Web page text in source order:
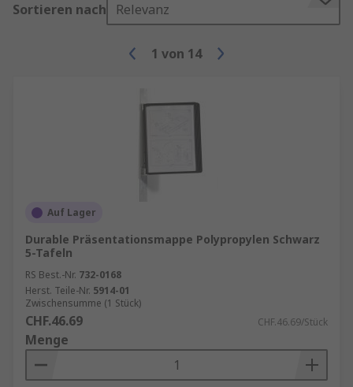
Sortieren nach Relevanz
1 von 14
Auf Lager
Durable Präsentationsmappe Polypropylen Schwarz
5-Tafeln
RS Best.-Nr. 732-0168
Herst. Teile-Nr. 5914-01
Zwischensumme (1 Stück)
CHF.46.69 CHF.46.69/Stück
Menge